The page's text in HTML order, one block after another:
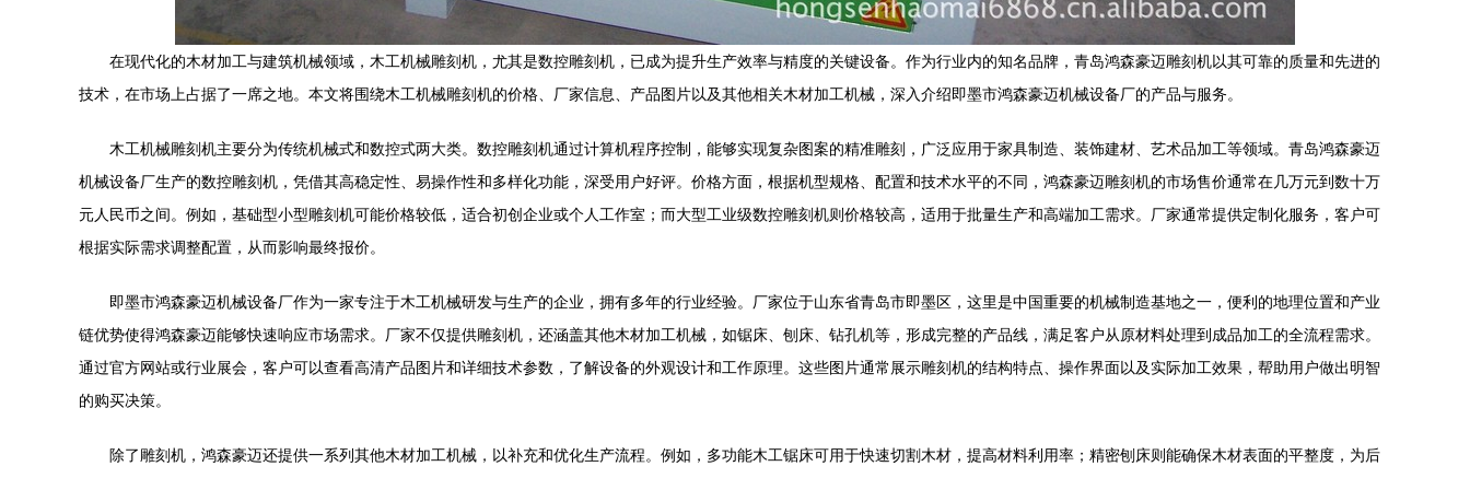
在现代化的木材加工与建筑机械领域，木工机械雕刻机，尤其是数控雕刻机，已成为提升生产效率与精度的关键设备。作为行业内的知名品牌，青岛鸿森豪迈雕刻机以其可靠的质量和先进的
技术，在市场上占据了一席之地。本文将围绕木工机械雕刻机的价格、厂家信息、产品图片以及其他相关木材加工机械，深入介绍即墨市鸿森豪迈机械设备厂的产品与服务。
木工机械雕刻机主要分为传统机械式和数控式两大类。数控雕刻机通过计算机程序控制，能够实现复杂图案的精准雕刻，广泛应用于家具制造、装饰建材、艺术品加工等领域。青岛鸿森豪迈
机械设备厂生产的数控雕刻机，凭借其高稳定性、易操作性和多样化功能，深受用户好评。价格方面，根据机型规格、配置和技术水平的不同，鸿森豪迈雕刻机的市场售价通常在几万元到数十万
元人民币之间。例如，基础型小型雕刻机可能价格较低，适合初创企业或个人工作室；而大型工业级数控雕刻机则价格较高，适用于批量生产和高端加工需求。厂家通常提供定制化服务，客户可
根据实际需求调整配置，从而影响最终报价。
即墨市鸿森豪迈机械设备厂作为一家专注于木工机械研发与生产的企业，拥有多年的行业经验。厂家位于山东省青岛市即墨区，这里是中国重要的机械制造基地之一，便利的地理位置和产业
链优势使得鸿森豪迈能够快速响应市场需求。厂家不仅提供雕刻机，还涵盖其他木材加工机械，如锯床、刨床、钻孔机等，形成完整的产品线，满足客户从原材料处理到成品加工的全流程需求。
通过官方网站或行业展会，客户可以查看高清产品图片和详细技术参数，了解设备的外观设计和工作原理。这些图片通常展示雕刻机的结构特点、操作界面以及实际加工效果，帮助用户做出明智
的购买决策。
除了雕刻机，鸿森豪迈还提供一系列其他木材加工机械，以补充和优化生产流程。例如，多功能木工锯床可用于快速切割木材，提高材料利用率；精密刨床则能确保木材表面的平整度，为后